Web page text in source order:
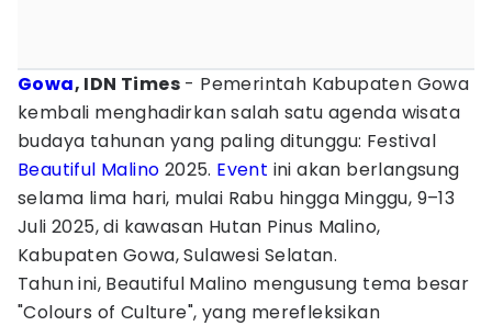
Gowa, IDN Times - Pemerintah Kabupaten Gowa
kembali menghadirkan salah satu agenda wisata
budaya tahunan yang paling ditunggu: Festival
Beautiful Malino 2025. Event ini akan berlangsung
selama lima hari, mulai Rabu hingga Minggu, 9–13
Juli 2025, di kawasan Hutan Pinus Malino,
Kabupaten Gowa, Sulawesi Selatan.
Tahun ini, Beautiful Malino mengusung tema besar
"Colours of Culture", yang merefleksikan